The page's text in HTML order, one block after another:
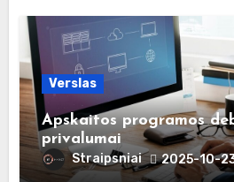
Verslas
Apskaitos programos
privalumai
Straipsniai 2025-10-